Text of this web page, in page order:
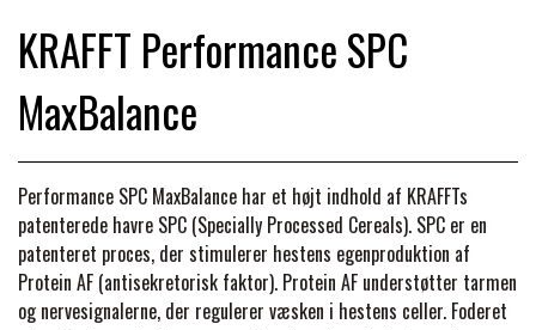
TILSKUD & VITAMINER
LONGERING
PONY & SHETTY
SIKKERHEDSVESTE
HANDSKER
SHAMPOO & SHINER
LÆDER & UDSTYRSPLEJE
KLIPPEMASKINER & STØVSUGERE
GRIMER & TRÆKTOV
SELER & TILBEHØR
HOVEDLAG & TILBEHØR
GAMSCHER & BANDAGER
PREMIER EQUINE REGN - &
OVERGANGSDÆKKEN
PREMIER EQUINE VINTERDÆKKEN
PREMIER EQUINE STALDDÆKKEN
BRANDS
ANIMALINTEX®
KRAFFT Performance SPC
MaxBalance
Performance SPC MaxBalance har et højt indhold af KRAFFTs
patenterede havre SPC (Specially Processed Cereals). SPC er en
patenteret proces, der stimulerer hestens egenproduktion af
Protein AF (antisekretorisk faktor). Protein AF understøtter tarmen
og nervesignalerne, der regulerer væsken i hestens celler. Foderet